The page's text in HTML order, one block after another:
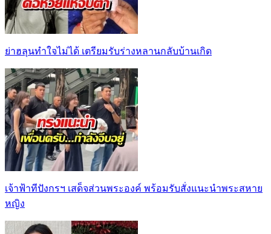
ย่าฮลุนทำใจไม่ได้ เตรียมรับร่างหลานกลับบ้านเกิด
เจ้าฟ้าทีปังกรฯ เสด็จส่วนพระองค์ พร้อมรับสั่งแนะนำพระสหาย
หญิง